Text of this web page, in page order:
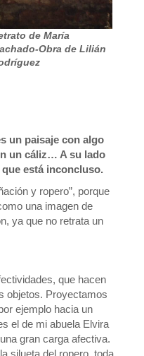
de María
Obra de Lilián
un paisaje con algo
un cáliz… A su lado
está inconcluso.
y ropero”, porque
una imagen de
ya que no retrata un
que hacen
objetos. Proyectamos
ejemplo hacia un
el de mi abuela Elvira
gran carga afectiva.
silueta del ropero, toda